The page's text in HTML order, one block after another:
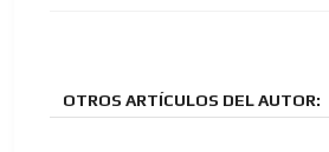
OTROS ARTÍCULOS DEL AUTOR: